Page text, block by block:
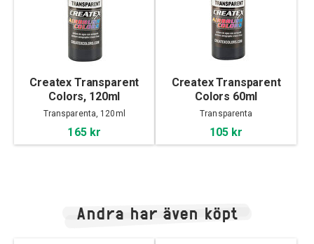
Createx Transparent
Colors, 120ml
Transparenta, 120ml
165 kr
Createx Transparent
Colors 60ml
Transparenta
105 kr
Andra har även köpt